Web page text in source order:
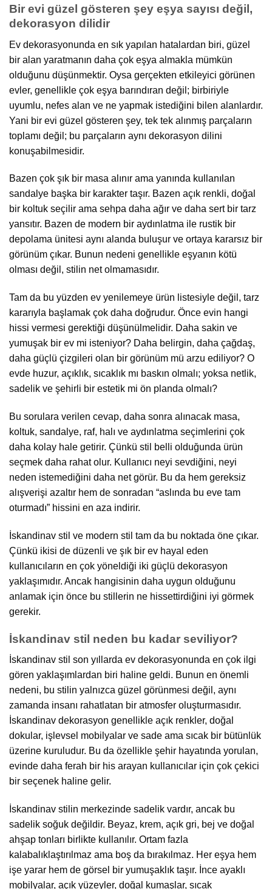
Bir evi güzel gösteren şey eşya sayısı değil,
dekorasyon dilidir
Ev dekorasyonunda en sık yapılan hatalardan biri, güzel
bir alan yaratmanın daha çok eşya almakla mümkün
olduğunu düşünmektir. Oysa gerçekten etkileyici görünen
evler, genellikle çok eşya barındıran değil; birbiriyle
uyumlu, nefes alan ve ne yapmak istediğini bilen alanlardır.
Yani bir evi güzel gösteren şey, tek tek alınmış parçaların
toplamı değil; bu parçaların aynı dekorasyon dilini
konuşabilmesidir.
Bazen çok şık bir masa alınır ama yanında kullanılan
sandalye başka bir karakter taşır. Bazen açık renkli, doğal
bir koltuk seçilir ama sehpa daha ağır ve daha sert bir tarz
yansıtır. Bazen de modern bir aydınlatma ile rustik bir
depolama ünitesi aynı alanda buluşur ve ortaya kararsız bir
görünüm çıkar. Bunun nedeni genellikle eşyanın kötü
olması değil, stilin net olmamasıdır.
Tam da bu yüzden ev yenilemeye ürün listesiyle değil, tarz
kararıyla başlamak çok daha doğrudur. Önce evin hangi
hissi vermesi gerektiği düşünülmelidir. Daha sakin ve
yumuşak bir ev mi isteniyor? Daha belirgin, daha çağdaş,
daha güçlü çizgileri olan bir görünüm mü arzu ediliyor? O
evde huzur, açıklık, sıcaklık mı baskın olmalı; yoksa netlik,
sadelik ve şehirli bir estetik mi ön planda olmalı?
Bu sorulara verilen cevap, daha sonra alınacak masa,
koltuk, sandalye, raf, halı ve aydınlatma seçimlerini çok
daha kolay hale getirir. Çünkü stil belli olduğunda ürün
seçmek daha rahat olur. Kullanıcı neyi sevdiğini, neyi
neden istemediğini daha net görür. Bu da hem gereksiz
alışverişi azaltır hem de sonradan “aslında bu eve tam
oturmadı” hissini en aza indirir.
İskandinav stil ve modern stil tam da bu noktada öne çıkar.
Çünkü ikisi de düzenli ve şık bir ev hayal eden
kullanıcıların en çok yöneldiği iki güçlü dekorasyon
yaklaşımıdır. Ancak hangisinin daha uygun olduğunu
anlamak için önce bu stillerin ne hissettirdiğini iyi görmek
gerekir.
İskandinav stil neden bu kadar seviliyor?
İskandinav stil son yıllarda ev dekorasyonunda en çok ilgi
gören yaklaşımlardan biri haline geldi. Bunun en önemli
nedeni, bu stilin yalnızca güzel görünmesi değil, aynı
zamanda insanı rahatlatan bir atmosfer oluşturmasıdır.
İskandinav dekorasyon genellikle açık renkler, doğal
dokular, işlevsel mobilyalar ve sade ama sıcak bir bütünlük
üzerine kuruludur. Bu da özellikle şehir hayatında yorulan,
evinde daha ferah bir his arayan kullanıcılar için çok çekici
bir seçenek haline gelir.
İskandinav stilin merkezinde sadelik vardır, ancak bu
sadelik soğuk değildir. Beyaz, krem, açık gri, bej ve doğal
ahşap tonları birlikte kullanılır. Ortam fazla
kalabalıklaştırılmaz ama boş da bırakılmaz. Her eşya hem
işe yarar hem de görsel bir yumuşaklık taşır. İnce ayaklı
mobilyalar, açık yüzeyler, doğal kumaşlar, sıcak